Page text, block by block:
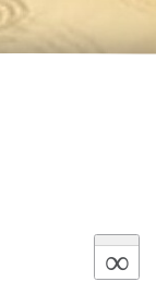
∞